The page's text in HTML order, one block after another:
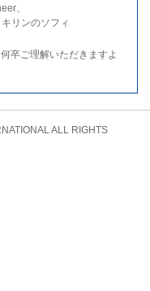
、
リンのソフィ
卒ご理解いただきますよ